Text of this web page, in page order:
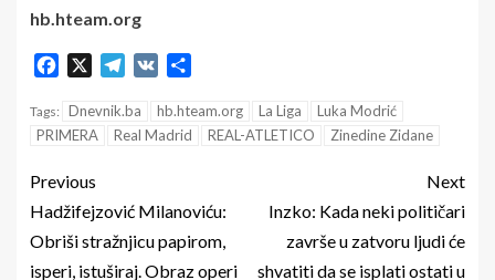
hb.hteam.org
Facebook Telegram
VK
Tags: Dnevnik.ba hb.hteam.org La Liga
Luka Modrić
PRIMERA
Real Madrid REAL-ATLETICO Zinedine Zidane
Previous
Hadžifejzović Milanoviću:
Obriši stražnjicu papirom,
isperi, istuširaj. Obraz operi
Next
Inzko: Kada neki političari
završe u zatvoru ljudi će
shvatiti da se isplati ostati u